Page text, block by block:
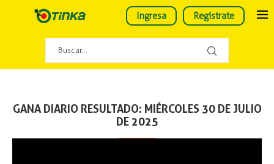
Ingresa Regístrate
GANA DIARIO RESULTADO: MIÉRCOLES 30 DE JULIO
DE 2025